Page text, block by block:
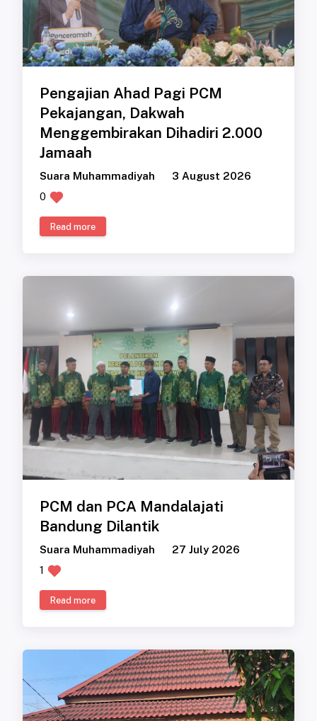
Pengajian Ahad Pagi PCM
Pekajangan, Dakwah
Menggembirakan Dihadiri 2.000
Jamaah
Suara Muhammadiyah
3 August 2026
0
Read more
PCM dan PCA Mandalajati
Bandung Dilantik
Suara Muhammadiyah
27 July 2026
1
Read more